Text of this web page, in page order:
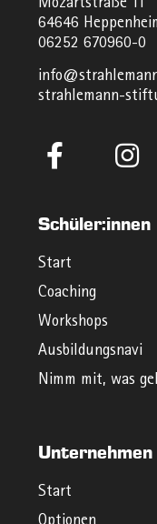
Mozartstraße 11
64646
06252 670960-0
strahlemann-
Schüler:innen
Start
Coaching
Workshops
Ausbildungsnavi
Nimm mit, was
Unternehmen
Start